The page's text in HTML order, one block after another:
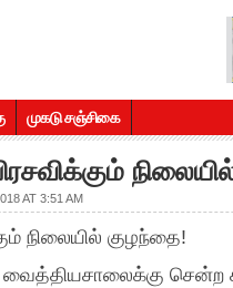
முகடு சஞ்சிகை
AT 3:51 AM
நிலையில் குழந்தை!
சென்ற